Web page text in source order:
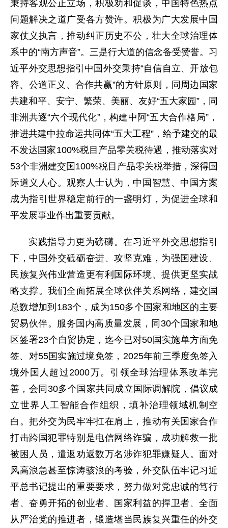
秉持客观公正立场，积极劝和促谈，中国特色热点
问题解决之道广受各方赞许。积极为广大发展中国
家仗义执言，推动纠正历史不公，壮大全球治理体
系中的“南方声音”。三是行大道的信念备受赞誉。习
近平外交思想指引中国外交秉持“自信自立、开放包
容、公道正义、合作共赢”的方针原则，同周边国家
共建和平、安宁、繁荣、美丽、友好“五大家园”，同
非洲共逐“六个现代化”，构建中阿“五大合作格局”，
推进共建中拉命运共同体“五大工程”，给予建交的最
不发达国家100%税目产品零关税待遇，推动落实对
53个非洲建交国100%税目产品零关税举措，深得国
际道义人心。观察人士认为，中国智慧、中国方案
成为指引世界稳定前行的一盏明灯，为促进全球和
平发展事业作出重要贡献。
实践指导力更为磅礴。在习近平外交思想指引
下，中国外交砥砺奋进、攻坚克难，为强国建设、
民族复兴伟业营造更有利国际环境、提供更坚实战
略支撑。我们全面拓展全球伙伴关系网络，建交国
总数增加到183个，成为150多个国家和地区的主要
贸易伙伴。服务国内高质量发展，同30个国家和地
区签署23个自贸协定，迄今已对50国实施单方面免
签、对55国实施过境免签，2025年前三季度免签入
境外国人超过2000万。引领全球治理体系改革完
善，会同30多个国家共同成立国际调解院，倡议成
立世界人工智能合作组织，填补治理领域机制空
白。把外交为民牢牢扛在肩上，推动有关国家合作
打击跨国犯罪特别是电信网络诈骗，成功解救一批
被困人员，遣返劝返数万名涉诈犯罪嫌疑人。面对
风高浪急甚至惊涛骇浪的考验，外交队伍牢记习近
平总书记提出的重要要求，努力做对党忠诚的笃行
者、奋勇开拓的创业者、国家利益的捍卫者、全面
从严治党的推进者，锻造堪当民族复兴重任的外交